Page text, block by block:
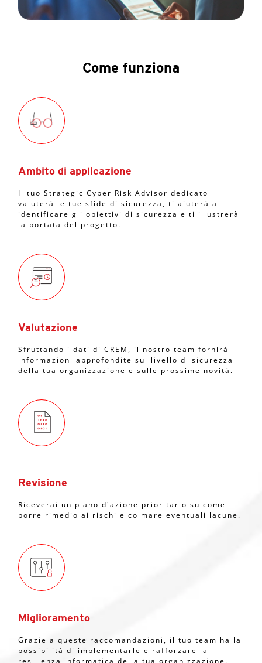
Come funziona
Ambito di applicazione
Il tuo Strategic Cyber Risk Advisor dedicato
valuterà le tue sfide di sicurezza, ti aiuterà a
identificare gli obiettivi di sicurezza e ti illustrerà
la portata del progetto.
Valutazione
Sfruttando i dati di CREM, il nostro team fornirà
informazioni approfondite sul livello di sicurezza
della tua organizzazione e sulle prossime novità.
Revisione
Riceverai un piano d'azione prioritario su come
porre rimedio ai rischi e colmare eventuali lacune.
Miglioramento
Grazie a queste raccomandazioni, il tuo team ha la
possibilità di implementarle e rafforzare la